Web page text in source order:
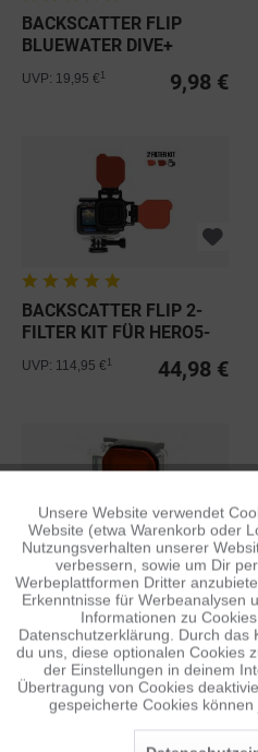
BACKSCATTER FLIP
BLUEWATER DIVE+
FILTER 20-40FT
9,98 €
UVP: 19,95 €
BACKSCATTER FLIP 2-
FILTER KIT FÜR HERO5-
44,98 €
UVP: 114,95 €
BACKSCATTER FLEX
SHALLOW FILTER
19,98 €
UVP: 39,95 €1
Funktionale
Tracking
Personalisierung
Service
Unsere Website verwendet
Website (etwa Warenkorb oder
Nutzungsverhalten unserer
verbessern, sowie um Dir
Werbeplattformen Dritter
Erkenntnisse für Werbeanalysen
Informationen zu
Datenschutzerklärung. Durch das
du uns, diese optionalen Cookies
der Einstellungen in deinem
Übertragung von Cookies
gespeicherte Cookies